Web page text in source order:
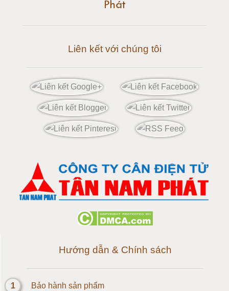
Cân điện tử 50 tấn
Cân điện tử 60 tấn
Cân điện tử 80 tấn
Cân điện tử 100 tấn
Cân điện tử 120 tấn
Cân điện tử 150 tấn
Loadcell 300g
Cảm biến Loadcell 2kg
Phát
Liên kết với chúng tôi
Hướng dẫn & Chính sách
1 Bảo hành sản phẩm